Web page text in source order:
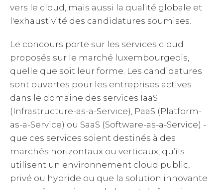
vers le cloud, mais aussi la qualité globale et
l'exhaustivité des candidatures soumises.
Le concours porte sur les services cloud
proposés sur le marché luxembourgeois,
quelle que soit leur forme. Les candidatures
sont ouvertes pour les entreprises actives
dans le domaine des services IaaS
(Infrastructure-as-a-Service), PaaS (Platform-
as-a-Service) ou SaaS (Software-as-a-Service) -
que ces services soient destinés à des
marchés horizontaux ou verticaux, qu’ils
utilisent un environnement cloud public,
privé ou hybride ou que la solution innovante